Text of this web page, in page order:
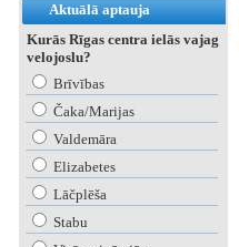
Aktuālā aptauja
Kurās Rīgas centra ielās vajag
velojoslu?
Brīvības
Čaka/Marijas
Valdemāra
Elizabetes
Lāčplēša
Stabu